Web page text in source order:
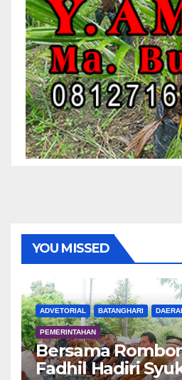
YOU MISSED
ADVETORIAL BATANGHARI
PEMERINTAHAN
Bersama
Fadhil Hadiri